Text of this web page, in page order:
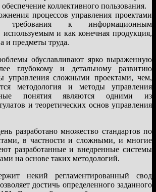
коллективного пользования.
процессов управления проектами
требования к информационным
используемым и как конечная продукция,
и предметы труда.
обуславливают ярко выраженную
глубокому и детальному развитию
управления сложными проектами, чем,
методология и методы управления
понятия являются одними из
и теоретических основ управления
разработано множество стандартов по
в частности и сложными, и многие
разработанные и внедренные системы
на основе таких методологий.
некий регламентированный свод
достичь определенного заданного